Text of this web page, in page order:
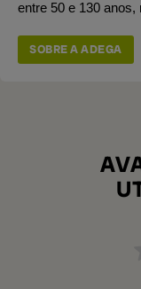
entre 50 e 130
SOBRE A ADEGA